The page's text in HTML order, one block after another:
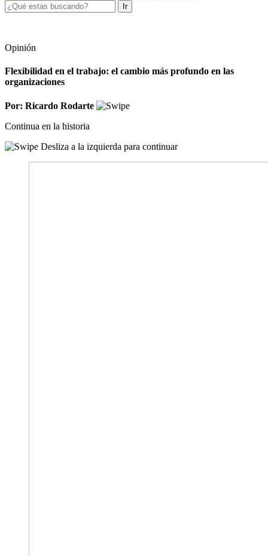
Ir
Opinión
Flexibilidad en el trabajo: el cambio más profundo en las
organizaciones
Por: Ricardo Rodarte
Continua en la historia
Desliza a la izquierda para continuar